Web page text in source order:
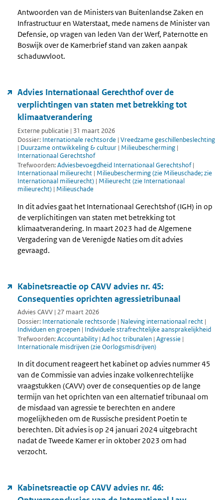
Antwoorden van de Ministers van Buitenlandse Zaken en
Infrastructuur en Waterstaat, mede namens de Minister van
Defensie, op vragen van leden Van der Werf, Paternotte en
Boswijk over de Kamerbrief stand van zaken aanpak
schaduwvloot.
Advies Internationaal Gerechthof over de
verplichtingen van staten met betrekking tot
klimaatverandering
Externe publicatie | 31 maart 2026
Dossier: Internationale rechtsorde | Vreedzame geschillenbeslechting
| Duurzame ontwikkeling & cultuur | Milieubescherming |
Internationaal Gerechtshof
Trefwoorden:Adviesbevoegdheid Internationaal Gerechtshof|
Internationaal milieurecht | Milieubescherming (zie Milieuschade; zie
Internationaal milieurecht) | Milieurecht (zie Internationaal
milieurecht) | Milieuschade
In dit advies gaat het Internationaal Gerechtshof (IGH) in op
de verplichitingen van staten met betrekking tot
klimaatverandering. In maart 2023 had de Algemene
Vergadering van de Verenigde Naties om dit advies
gevraagd.
Kabinetsreactie op CAVV advies nr. 45:
Consequenties oprichten agressietribunaal
Advies CAVV | 27 maart 2026
Dossier: Internationale rechtsorde | Naleving internationaal recht |
Individuen en groepen | Individuele strafrechtelijke aansprakelijkheid
Trefwoorden:Accountability | Ad hoc tribunalen | Agressie |
Internationale misdrijven (zie Oorlogsmisdrijven)
In dit document reageert het kabinet op advies nummer 45
van de Commissie van advies inzake volkenrechtelijke
vraagstukken (CAVV) over de consequenties op de lange
termijn van het oprichten van een alternatief tribunaal om
de misdaad van agressie te berechten en andere
mogelijkheden om de Russische president Poetin te
berechten. Dit advies is op 24 januari 2024 uitgebracht
nadat de Tweede Kamer er in oktober 2023 om had
verzocht.
Kabinetsreactie op CAVV advies nr. 46: